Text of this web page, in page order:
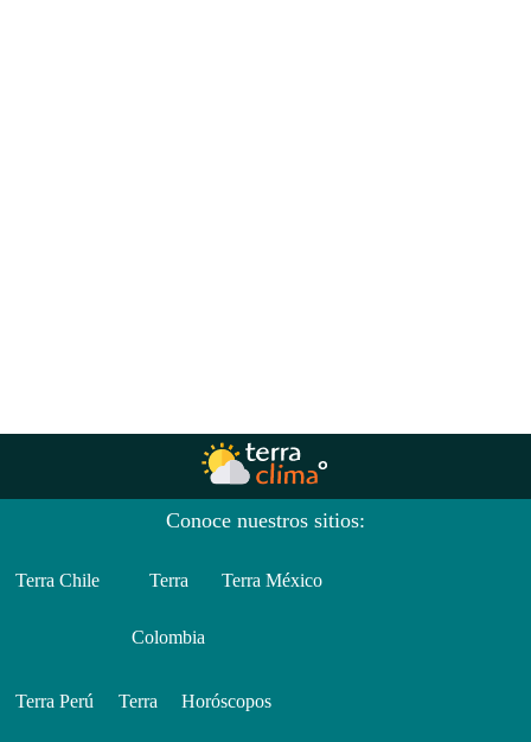
Conoce nuestros sitios:
Terra Chile Terra
Colombia
Terra México
Terra Perú Terra Horóscopos